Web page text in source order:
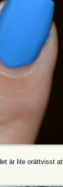
är lite orättvisst